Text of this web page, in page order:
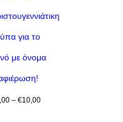
για το
με όνομα
– €10,00Price